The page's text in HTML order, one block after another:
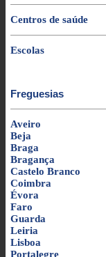
Centros de saúde
Escolas
Freguesias
Aveiro
Beja
Braga
Bragança
Castelo Branco
Coimbra
Évora
Faro
Guarda
Leiria
Lisboa
Portalegre